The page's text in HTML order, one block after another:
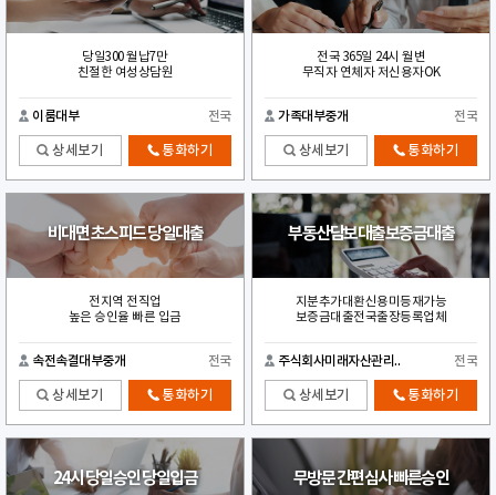
당일300 월납7만
친절한 여성상담원
이룸대부 전국
상세보기 통화하기
전국 365일 24시 월변
무직자 연체자 저신용자OK
가족대부중개 전국
상세보기 통화하기
비대면 초스피드 당일대출
전지역 전직업
높은 승인율 빠른 입금
속전속결대부중개 전국
상세보기 통화하기
부동산담보대출보증금대출
지분추가대환신용미등재가능
보증금대출전국출장등록업체
주식회사미래자산관리.. 전국
상세보기 통화하기
24시 당일승인 당일입금 무방문 간편심사 빠른승인